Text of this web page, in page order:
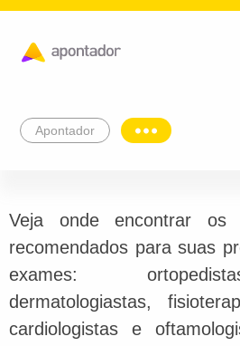
Apontador
Veja onde encontrar os
recomendados para suas
exames:
dermatologiastas,
cardiologistas e